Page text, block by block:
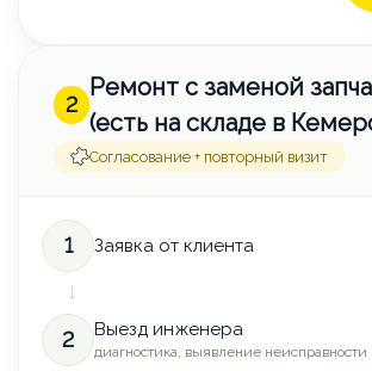
2
Ремонт с заменой
(есть на складе в
Согласование + повторный визит
1 Заявка от клиента
→
2 Выезд инженера
диагностика, выявление неисправности